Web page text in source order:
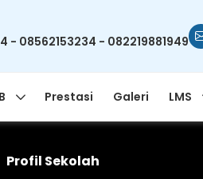
- 08562153234 - 082219881949
Prestasi Galeri LMS
Profil Sekolah